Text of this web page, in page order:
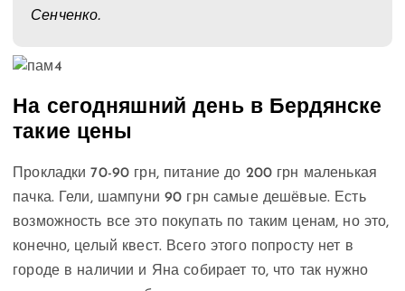
Сенченко.
На сегодняшний день в Бердянске
такие цены
Прокладки 70-90 грн, питание до 200 грн маленькая
пачка. Гели, шампуни 90 грн самые дешёвые. Есть
возможность все это покупать по таким ценам, но это,
конечно, целый квест. Всего этого попросту нет в
городе в наличии и Яна собирает то, что так нужно